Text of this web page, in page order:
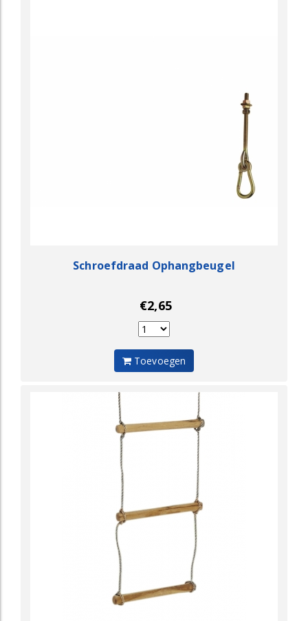
Schroefdraad Ophangbeugel
€2,65
Toevoegen